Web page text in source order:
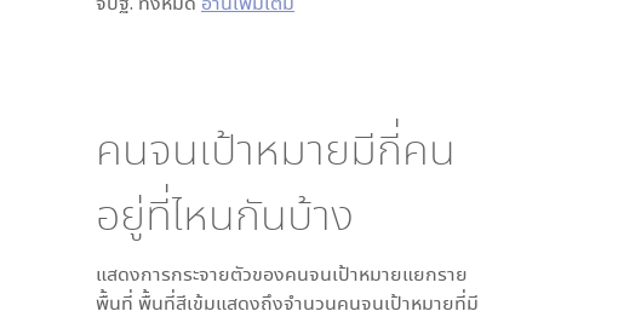
คนจนเป้าหมายมีกี่คน
อยู่ที่ไหนกันบ้าง
แสดงการกระจายตัวของคนจนเป้าหมายแยกราย
พื้นที่ พื้นที่สีเข้มแสดงถึงจำนวนคนจนเป้าหมายที่มี